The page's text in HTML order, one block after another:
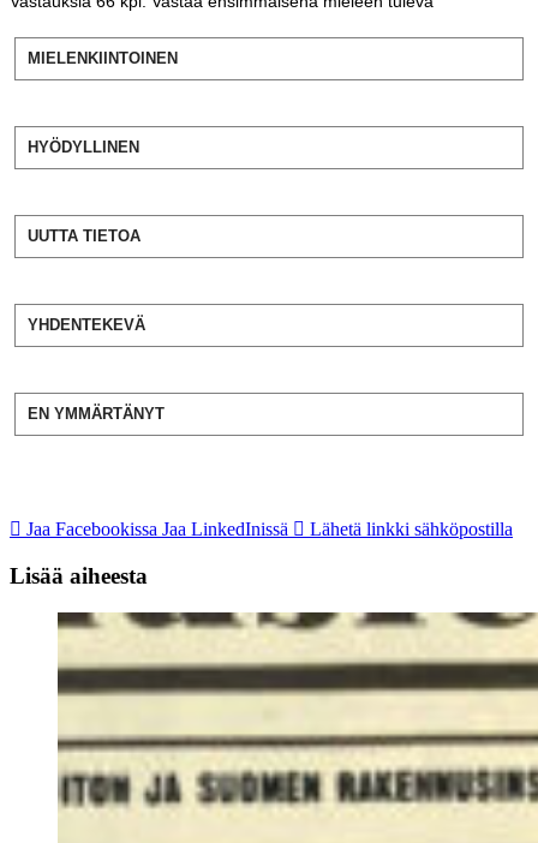
MIELENKIINTOINEN
HYÖDYLLINEN
UUTTA TIETOA
YHDENTEKEVÄ
EN YMMÄRTÄNYT
Jaa Facebookissa Jaa LinkedInissä Lähetä linkki sähköpostilla
Lisää aiheesta